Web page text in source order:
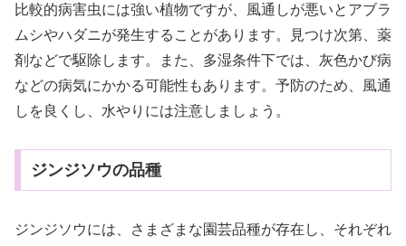
比較的病害虫には強い植物ですが、風通しが悪いとアブラ
ムシやハダニが発生することがあります。見つけ次第、薬
剤などで駆除します。また、多湿条件下では、灰色かび病
などの病気にかかる可能性もあります。予防のため、風通
しを良くし、水やりには注意しましょう。
ジンジソウの品種
ジンジソウには、さまざまな園芸品種が存在し、それぞれ